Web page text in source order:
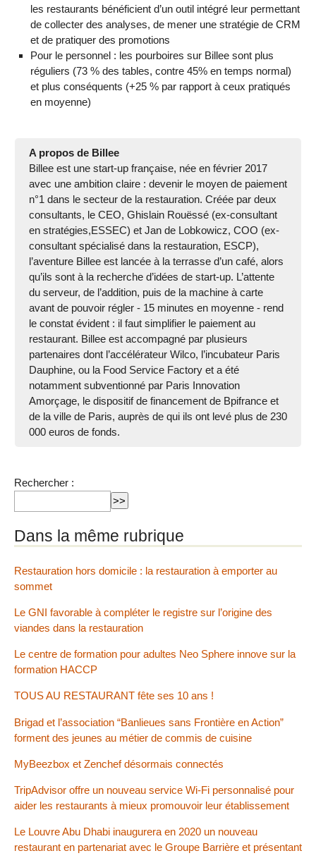
les restaurants bénéficient d’un outil intégré leur permettant
de collecter des analyses, de mener une stratégie de CRM
et de pratiquer des promotions
Pour le personnel : ​les pourboires sur Billee sont plus
réguliers (73 % des tables, contre 45% en temps normal) ​
et ​plus conséquents (+25 % par rapport à ceux pratiqués
en moyenne)
A propos de Billee
Billee est une start-up française, née en février 2017
avec une ambition claire : devenir le moyen de paiement
n°1 dans le secteur de la restauration. Créée par deux
consultants, le CEO, Ghislain Rouëssé (ex-consultant
en stratégies,ESSEC) et Jan de Lobkowicz, COO (ex-
consultant spécialisé dans la restauration, ESCP),
l’aventure Billee est lancée à la terrasse d’un café, alors
qu’ils sont à la recherche d’idées de start-up. L’attente
du serveur, de l’addition, puis de la machine à carte
avant de pouvoir régler - 15 minutes en moyenne - rend
le constat évident : il faut simplifier le paiement au
restaurant. Billee est accompagné par plusieurs
partenaires dont l’accélérateur Wilco, l’incubateur Paris
Dauphine, ou la Food Service Factory et a été
notamment subventionné par Paris Innovation
Amorçage, le dispositif de financement de Bpifrance et
de la ville de Paris, auprès de qui ils ont levé plus de 230
000 euros de fonds.
Rechercher :
Dans la même rubrique
Restauration hors domicile : la restauration à emporter au
sommet
Le GNI favorable à compléter le registre sur l’origine des
viandes dans la restauration
Le centre de formation pour adultes Neo Sphere innove sur la
formation HACCP
TOUS AU RESTAURANT fête ses 10 ans !
Brigad et l’association “Banlieues sans Frontière en Action”
forment des jeunes au métier de commis de cuisine
MyBeezbox et Zenchef désormais connectés
TripAdvisor offre un nouveau service Wi-Fi personnalisé pour
aider les restaurants à mieux promouvoir leur établissement
Le Louvre Abu Dhabi inaugurera en 2020 un nouveau
restaurant en partenariat avec le Groupe Barrière et présentant